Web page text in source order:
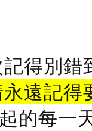
得別錯
遠記得
的每一